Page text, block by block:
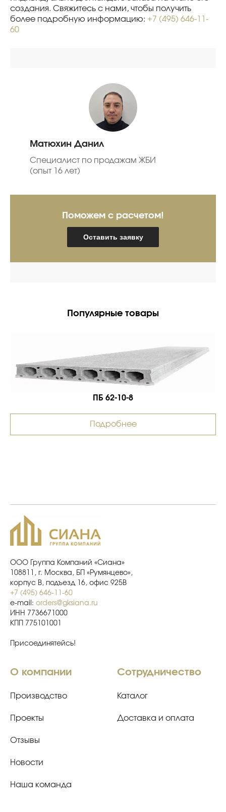
создания. Свяжитесь с нами, чтобы получить
более подробную информацию: +7 (495) 646-11-
60
Матюхин Данил
Специалист по продажам ЖБИ
(опыт 16 лет)
Поможем с расчетом!
Оставить заявку
Популярные товары
ПБ 62-10-8
Подробнее
ООО Группа Компаний «Сиана»
108811, г. Москва, БП «Румянцево»,
корпус В, подъезд 16, офис 925В
+7 (495) 646-11-60
e-mail: orders@gksiana.ru
ИНН 7736671000
КПП 775101001
Присоединятейсь!
О компании
Производство
Проекты
Отзывы
Новости
Наша команда
Сотрудничество
Каталог
Доставка и оплата